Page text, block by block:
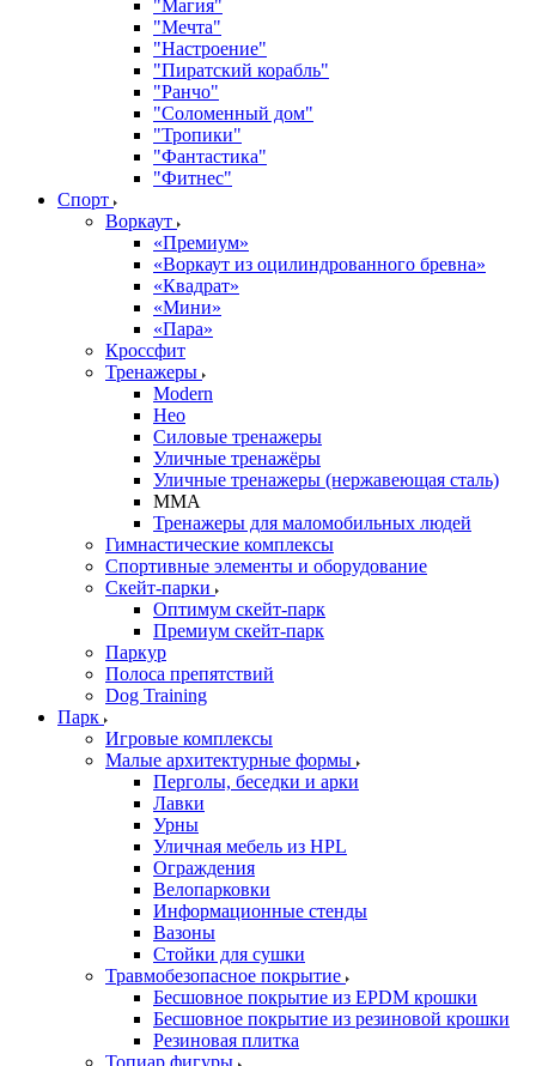
"Магия"
"Мечта"
"Настроение"
"Пиратский корабль"
"Ранчо"
"Соломенный дом"
"Тропики"
"Фантастика"
"Фитнес"
Спорт
Воркаут
«Премиум»
«Воркаут из оцилиндрованного бревна»
«Квадрат»
«Мини»
«Пара»
Кроссфит
Тренажеры
Modern
Нео
Силовые тренажеры
Уличные тренажёры
Уличные тренажеры (нержавеющая сталь)
ММА
Тренажеры для маломобильных людей
Гимнастические комплексы
Спортивные элементы и оборудование
Скейт-парки
Оптимум скейт-парк
Премиум скейт-парк
Паркур
Полоса препятствий
Dog Training
Парк
Игровые комплексы
Малые архитектурные формы
Перголы, беседки и арки
Лавки
Урны
Уличная мебель из HPL
Ограждения
Велопарковки
Информационные стенды
Вазоны
Стойки для сушки
Травмобезопасное покрытие
Бесшовное покрытие из EPDM крошки
Бесшовное покрытие из резиновой крошки
Резиновая плитка
Топиар фигуры